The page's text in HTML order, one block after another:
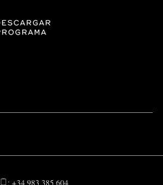
: +34 983 385 604